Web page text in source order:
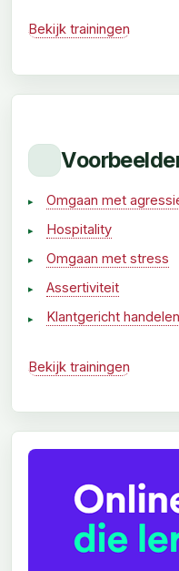
Bekijk trainingen
Omgaan met
Hospitality
Omgaan met stress
Assertiviteit
Klantgericht handelen
Bekijk trainingen